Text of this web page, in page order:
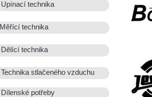
Upínací technika
Měřící technika
Dělící technika
Technika stlačeného vzduchu
Dílenské potřeby